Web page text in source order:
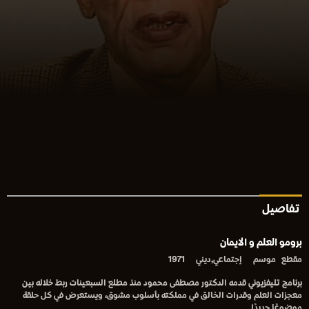
تفاصيل
برومو العلم و الايمان
مقطع موسم إجتماعي,ديني 1971
برنامج تليفزيوني قدمه الدكتور مصطفى محمود منذ مطلع السبعينات ربط خلاله بين
معجزات العلم وقدرات الخالق في مملكته بأسلوب مشوق، ويستعرض في كل حلقة